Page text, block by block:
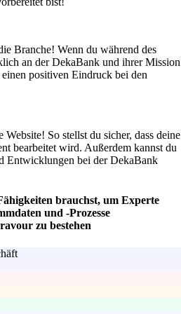
Branche! Wenn du während des
an der DekaBank und ihrer Mission
positiven Eindruck bei den
So stellst du sicher, dass deine
bearbeitet wird. Außerdem kannst du
Entwicklungen bei der DekaBank
brauchst, um Experte
und -Prozesse
zu bestehen